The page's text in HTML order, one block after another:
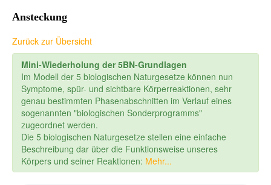
Ansteckung
Zurück zur Übersicht
Mini-Wiederholung der 5BN-Grundlagen
Im Modell der 5 biologischen Naturgesetze können nun
Symptome, spür- und sichtbare Körperreaktionen, sehr
genau bestimmten Phasenabschnitten im Verlauf eines
sogenannten "biologischen Sonderprogramms"
zugeordnet werden.
Die 5 biologischen Naturgesetze stellen eine einfache
Beschreibung dar über die Funktionsweise unseres
Körpers und seiner Reaktionen: Mehr...